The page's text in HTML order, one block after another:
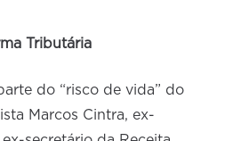
Tributária
do “risco de vida” do
Marcos Cintra, ex-